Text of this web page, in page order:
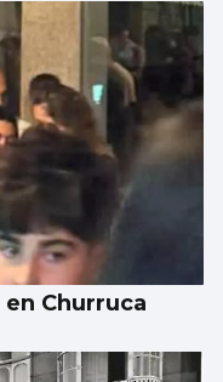
Churruca